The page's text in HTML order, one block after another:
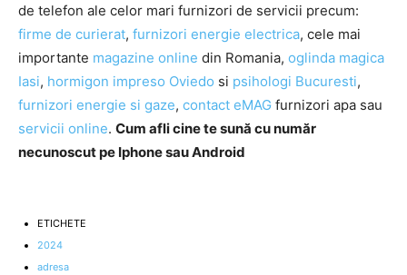
de telefon ale celor mari furnizori de servicii precum:
firme de curierat, furnizori energie electrica, cele mai
importante magazine online din Romania, oglinda magica
Iasi, hormigon impreso Oviedo si psihologi Bucuresti,
furnizori energie si gaze, contact eMAG furnizori apa sau
servicii online. Cum afli cine te sună cu număr
necunoscut pe Iphone sau Android
ETICHETE
2024
adresa